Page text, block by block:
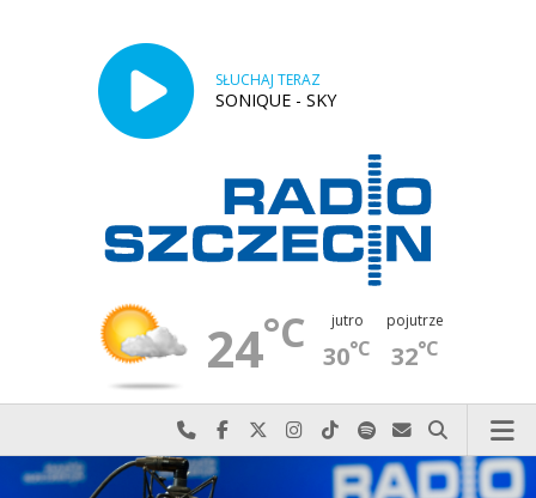
SŁUCHAJ TERAZ
SONIQUE - SKY
24°C jutro
30°C
pojutrze
32°C
Najlepiej po prostu do nas zadzwoń
Odwiedź nas na Facebook-u
Odwiedź nas na X
Odwiedź nas na Instagram-ie
Odwiedź nas na TikTok-u
Szukaj nas na Spotify
Wyślij do nas
Szukaj